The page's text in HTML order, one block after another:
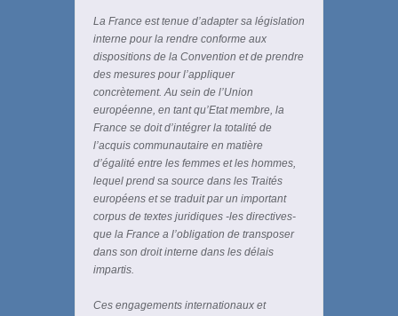
La France est tenue d’adapter sa législation
interne pour la rendre conforme aux
dispositions de la Convention et de prendre
des mesures pour l’appliquer
concrètement. Au sein de l’Union
européenne, en tant qu’Etat membre, la
France se doit d’intégrer la totalité de
l’acquis communautaire en matière
d’égalité entre les femmes et les hommes,
lequel prend sa source dans les Traités
européens et se traduit par un important
corpus de textes juridiques -les directives-
que la France a l’obligation de transposer
dans son droit interne dans les délais
impartis.
Ces engagements internationaux et